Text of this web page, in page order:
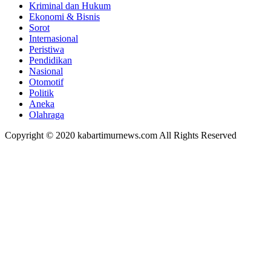
Kriminal dan Hukum
Ekonomi & Bisnis
Sorot
Internasional
Peristiwa
Pendidikan
Nasional
Otomotif
Politik
Aneka
Olahraga
Copyright © 2020 kabartimurnews.com All Rights Reserved